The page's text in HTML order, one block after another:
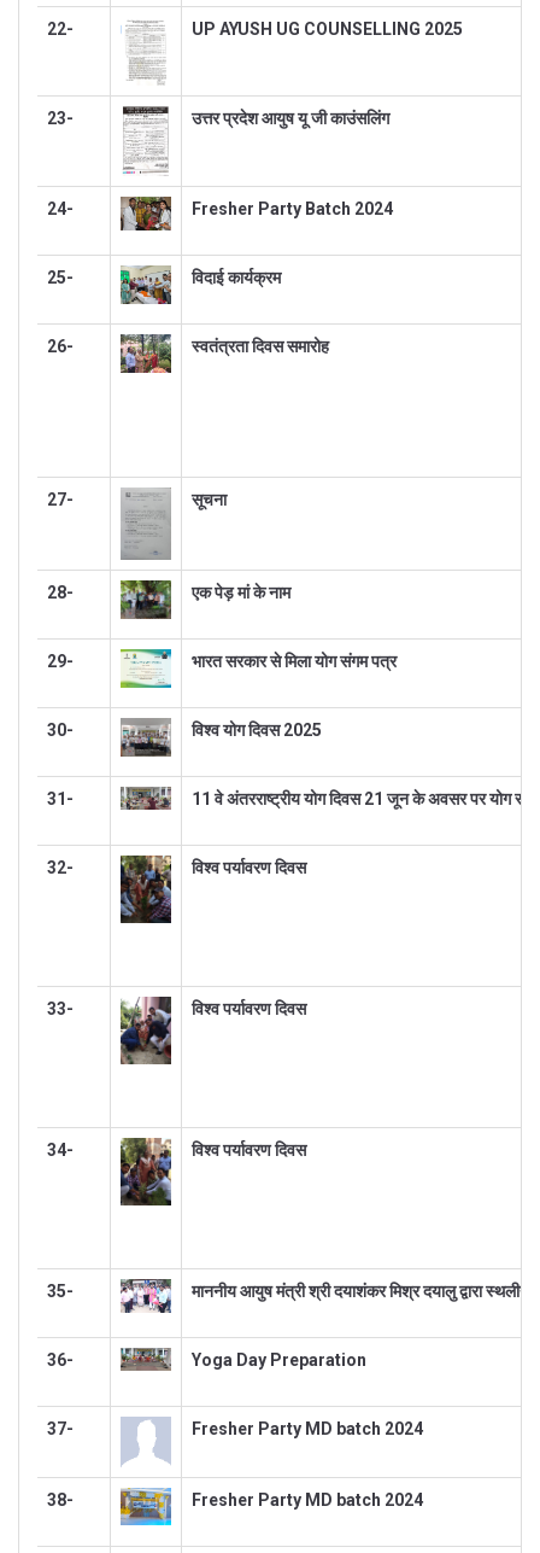
22- UP AYUSH UG COUNSELLING 2025
23- उत्तर प्रदेश आयुष यू जी काउंसलिंग
24- Fresher Party Batch 2024
25- विदाई कार्यक्रम
26- स्वतंत्रता दिवस समारोह
27- सूचना
28- एक पेड़ मां के नाम
29- भारत सरकार से मिला योग संगम पत्र
30- विश्व योग दिवस 2025
31- 11 वे अंतरराष्ट्रीय योग दिवस 21 जून के अवसर पर योग
32- विश्व पर्यावरण दिवस
33- विश्व पर्यावरण दिवस
34- विश्व पर्यावरण दिवस
35- माननीय आयुष मंत्री श्री दयाशंकर मिश्र दयालु द्वारा स्थलीय
36- Yoga Day Preparation
37- Fresher Party MD batch 2024
38- Fresher Party MD batch 2024